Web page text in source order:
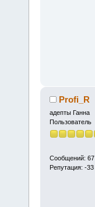
Profi_R
адепты Ганна
Пользователь
Сообщений: 67
Репутация: -33